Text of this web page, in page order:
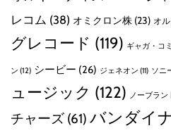
レコム (38) オミクロン株 (23) オ
グレコード (119) ギャガ・コ
ン (12) シービー (26) ジェネオン (11) ソニ
ュージック (122) ノーブラン
チャーズ (61) バンダイ